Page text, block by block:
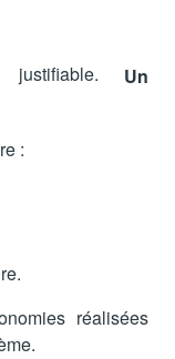
justifiable. Un
:
réalisées